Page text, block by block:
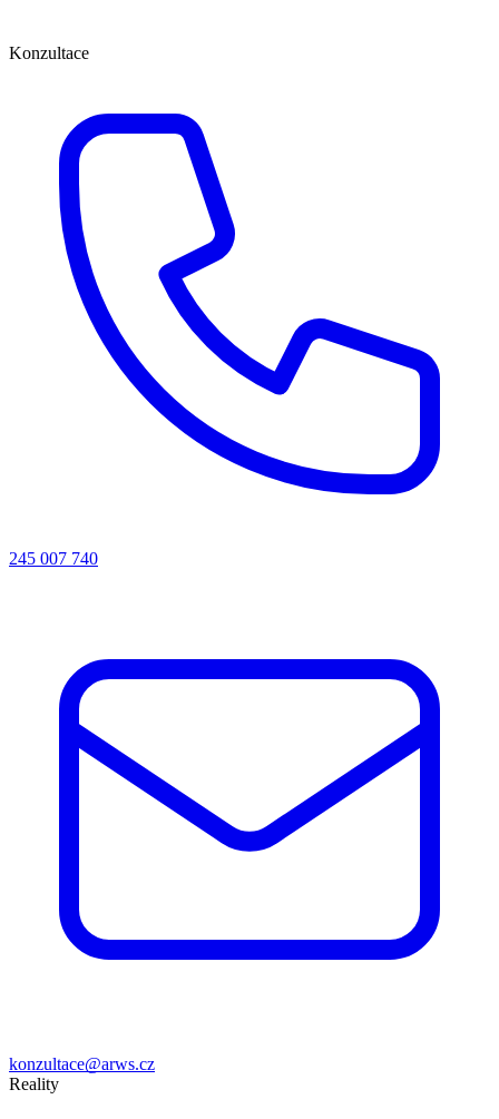
Konzultace
245 007 740
konzultace@arws.cz
Reality